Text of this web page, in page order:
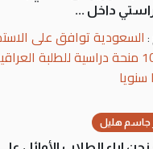
داخل ...
: السعودية توافق على
إعطاء 100 منحة دراسية للطلبة
جاسم هليل